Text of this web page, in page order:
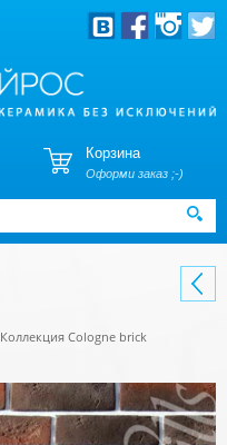
Корзина
Оформи заказ ;-)
Коллекция Cologne brick